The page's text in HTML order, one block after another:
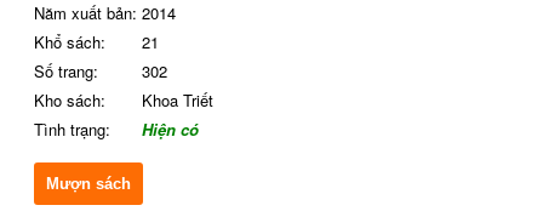
Năm xuất bản: 2014
Khổ sách:
21
Số trang:
302
Kho sách:
Khoa Triết
Tình trạng:
Hiện có
Mượn sách